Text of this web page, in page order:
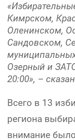
Кимрском,
Оленинском,
Сандовском,
Озерный и
20:00», –
Всего в 13
региона
внимание